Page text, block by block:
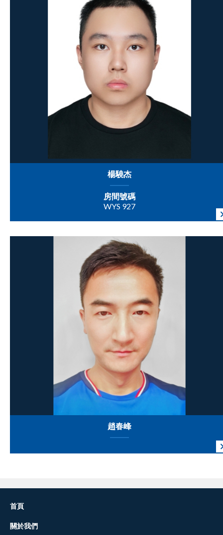
楊驍杰
房間號碼
WYS 927
趙春峰
首頁
關於我們